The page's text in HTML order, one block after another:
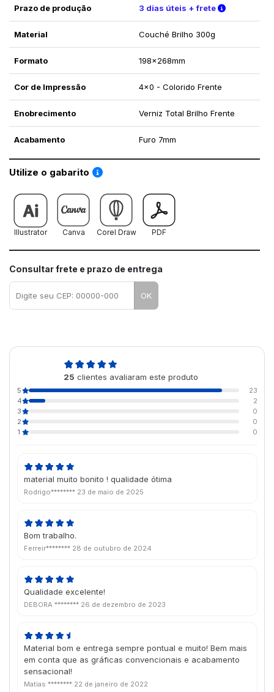
Prazo de produção 3 dias úteis + frete Verifique
Material Couché Brilho 300g
Formato 198x268mm
Cor de Impressão 4x0 - Colorido Frente
Enobrecimento Verniz Total Brilho Frente
Acabamento Furo 7mm
Utilize o gabarito Saiba como utilizar os nossos gabaritos
Illustrator Canva Corel Draw PDF
Consultar frete e prazo de entrega
OK
25 clientes avaliaram este produto
5
23
4
2
3
0
2
0
1
0
material muito bonito ! qualidade ótima
Rodrigo******** 23 de maio de 2025
Bom trabalho.
Ferreir******** 28 de outubro de 2024
Qualidade excelente!
DEBORA ******** 26 de dezembro de 2023
Material bom e entrega sempre pontual e muito! Bem mais
em conta que as gráficas convencionais e acabamento
sensacional!
Matias ******** 22 de janeiro de 2022